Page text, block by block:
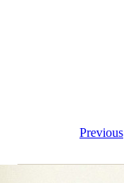
Previous